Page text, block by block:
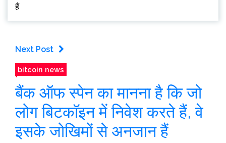
हैं
Next Post
bitcoin news
बैंक ऑफ स्पेन का मानना ​​है कि जो
लोग बिटकॉइन में निवेश करते हैं, वे
इसके जोखिमों से अनजान हैं